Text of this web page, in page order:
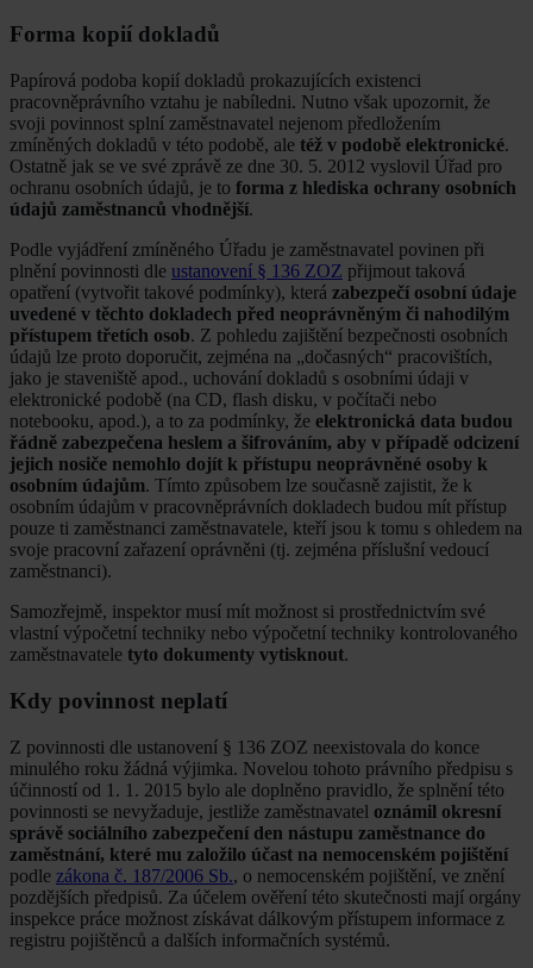
Forma kopií dokladů
Papírová podoba kopií dokladů prokazujících existenci
pracovněprávního vztahu je nabíledni. Nutno však upozornit, že
svoji povinnost splní zaměstnavatel nejenom předložením
zmíněných dokladů v této podobě, ale též v podobě elektronické.
Ostatně jak se ve své zprávě ze dne 30. 5. 2012 vyslovil Úřad pro
ochranu osobních údajů, je to forma z hlediska ochrany osobních
údajů zaměstnanců vhodnější.
Podle vyjádření zmíněného Úřadu je zaměstnavatel povinen při
plnění povinnosti dle ustanovení § 136 ZOZ přijmout taková
opatření (vytvořit takové podmínky), která zabezpečí osobní údaje
uvedené v těchto dokladech před neoprávněným či nahodilým
přístupem třetích osob. Z pohledu zajištění bezpečnosti osobních
údajů lze proto doporučit, zejména na „dočasných“ pracovištích,
jako je staveniště apod., uchování dokladů s osobními údaji v
elektronické podobě (na CD, flash disku, v počítači nebo
notebooku, apod.), a to za podmínky, že elektronická data budou
řádně zabezpečena heslem a šifrováním, aby v případě odcizení
jejich nosiče nemohlo dojít k přístupu neoprávněné osoby k
osobním údajům. Tímto způsobem lze současně zajistit, že k
osobním údajům v pracovněprávních dokladech budou mít přístup
pouze ti zaměstnanci zaměstnavatele, kteří jsou k tomu s ohledem na
svoje pracovní zařazení oprávněni (tj. zejména příslušní vedoucí
zaměstnanci).
Samozřejmě, inspektor musí mít možnost si prostřednictvím své
vlastní výpočetní techniky nebo výpočetní techniky kontrolovaného
zaměstnavatele tyto dokumenty vytisknout.
Kdy povinnost neplatí
Z povinnosti dle ustanovení § 136 ZOZ neexistovala do konce
minulého roku žádná výjimka. Novelou tohoto právního předpisu s
účinností od 1. 1. 2015 bylo ale doplněno pravidlo, že splnění této
povinnosti se nevyžaduje, jestliže zaměstnavatel oznámil okresní
správě sociálního zabezpečení den nástupu zaměstnance do
zaměstnání, které mu založilo účast na nemocenském pojištění
podle zákona č. 187/2006 Sb., o nemocenském pojištění, ve znění
pozdějších předpisů. Za účelem ověření této skutečnosti mají orgány
inspekce práce možnost získávat dálkovým přístupem informace z
registru pojištěnců a dalších informačních systémů.